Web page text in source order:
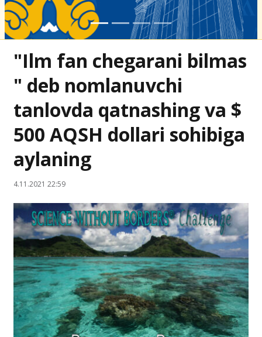
"Ilm fan chegarani bilmas
" deb nomlanuvchi
tanlovda qatnashing va $
500 AQSH dollari sohibiga
aylaning
4.11.2021 22:59